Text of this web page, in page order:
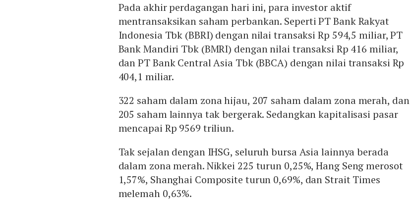
Pada akhir perdagangan hari ini, para investor aktif
mentransaksikan saham perbankan. Seperti PT Bank Rakyat
Indonesia Tbk (BBRI) dengan nilai transaksi Rp 594,5 miliar, PT
Bank Mandiri Tbk (BMRI) dengan nilai transaksi Rp 416 miliar,
dan PT Bank Central Asia Tbk (BBCA) dengan nilai transaksi Rp
404,1 miliar.
322 saham dalam zona hijau, 207 saham dalam zona merah, dan
205 saham lainnya tak bergerak. Sedangkan kapitalisasi pasar
mencapai Rp 9569 triliun.
Tak sejalan dengan IHSG, seluruh bursa Asia lainnya berada
dalam zona merah. Nikkei 225 turun 0,25%, Hang Seng merosot
1,57%, Shanghai Composite turun 0,69%, dan Strait Times
melemah 0,63%.